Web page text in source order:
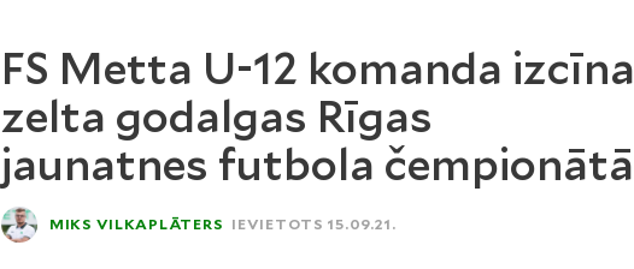
FS Metta U-12 komanda izcīna
zelta godalgas Rīgas
jaunatnes futbola čempionātā
MIKS VILKAPLĀTERS IEVIETOTS 15.09.21.